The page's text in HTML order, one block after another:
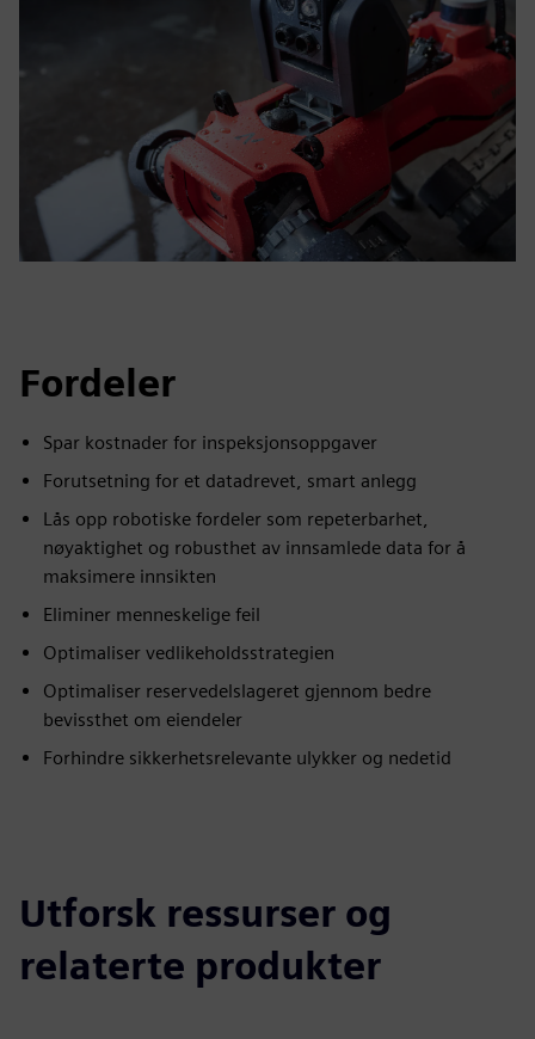
Fordeler
Spar kostnader for inspeksjonsoppgaver
Forutsetning for et datadrevet, smart anlegg
Lås opp robotiske fordeler som repeterbarhet,
nøyaktighet og robusthet av innsamlede data for å
maksimere innsikten
Eliminer menneskelige feil
Optimaliser vedlikeholdsstrategien
Optimaliser reservedelslageret gjennom bedre
bevissthet om eiendeler
Forhindre sikkerhetsrelevante ulykker og nedetid
Utforsk ressurser og
relaterte produkter